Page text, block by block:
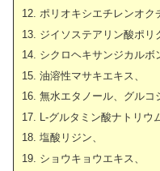
ポリオキシエチレンオク
ジイソステアリン酸ポリ
シクロヘキサンジカルボ
油溶性マサキエキス、
無水エタノール、グルコ
L-グルタミン酸ナトリウ
塩酸リジン、
ショウキョウエキス、